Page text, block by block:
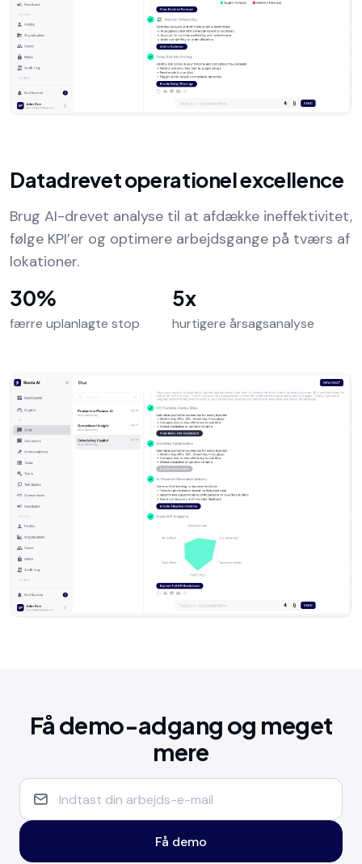
Datadrevet operationel excellence
Brug AI-drevet analyse til at afdække ineffektivitet,
følge KPI’er og optimere arbejdsgange på tværs af
lokationer.
30%
færre uplanlagte stop
5x
hurtigere årsagsanalyse
Få demo-adgang og meget
mere
Få demo